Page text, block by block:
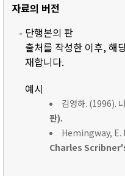
자료의 버전
- 단행본의 판
출처를 작성한 이후, 해
재합니다.
예시
김영하. (1996).
판).
Hemingway, E.
Charles